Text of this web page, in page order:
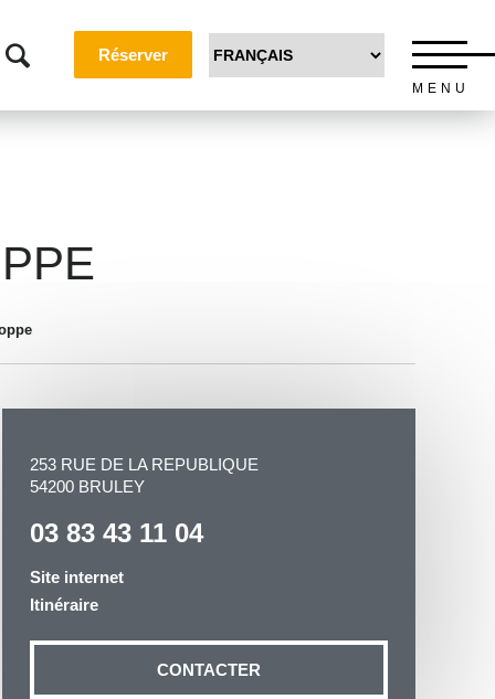
Réserver
MENU
253 RUE DE LA REPUBLIQUE
54200 BRULEY
03 83 43 11 04
Site internet
Itinéraire
CONTACTER
demande
données